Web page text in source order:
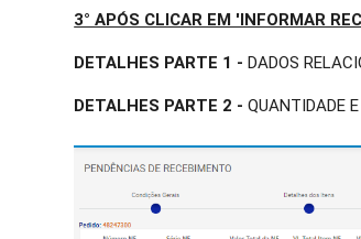
3° APÓS CLICAR EM 'INFORMAR
DETALHES PARTE 1 -DADOS
DETALHES PARTE 2 -QUANTIDADE